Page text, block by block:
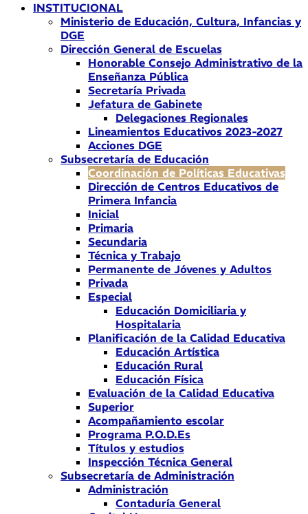
INSTITUCIONAL
Ministerio de Educación, Cultura, Infancias y
DGE
Dirección General de Escuelas
Honorable Consejo Administrativo de la
Enseñanza Pública
Secretaría Privada
Jefatura de Gabinete
Delegaciones Regionales
Lineamientos Educativos 2023-2027
Acciones DGE
Subsecretaría de Educación
Coordinación de Políticas Educativas
Dirección de Centros Educativos de
Primera Infancia
Inicial
Primaria
Secundaria
Técnica y Trabajo
Permanente de Jóvenes y Adultos
Privada
Especial
Educación Domiciliaria y
Hospitalaria
Planificación de la Calidad Educativa
Educación Artística
Educación Rural
Educación Física
Evaluación de la Calidad Educativa
Superior
Acompañamiento escolar
Programa P.O.D.Es
Títulos y estudios
Inspección Técnica General
Subsecretaría de Administración
Administración
Contaduría General